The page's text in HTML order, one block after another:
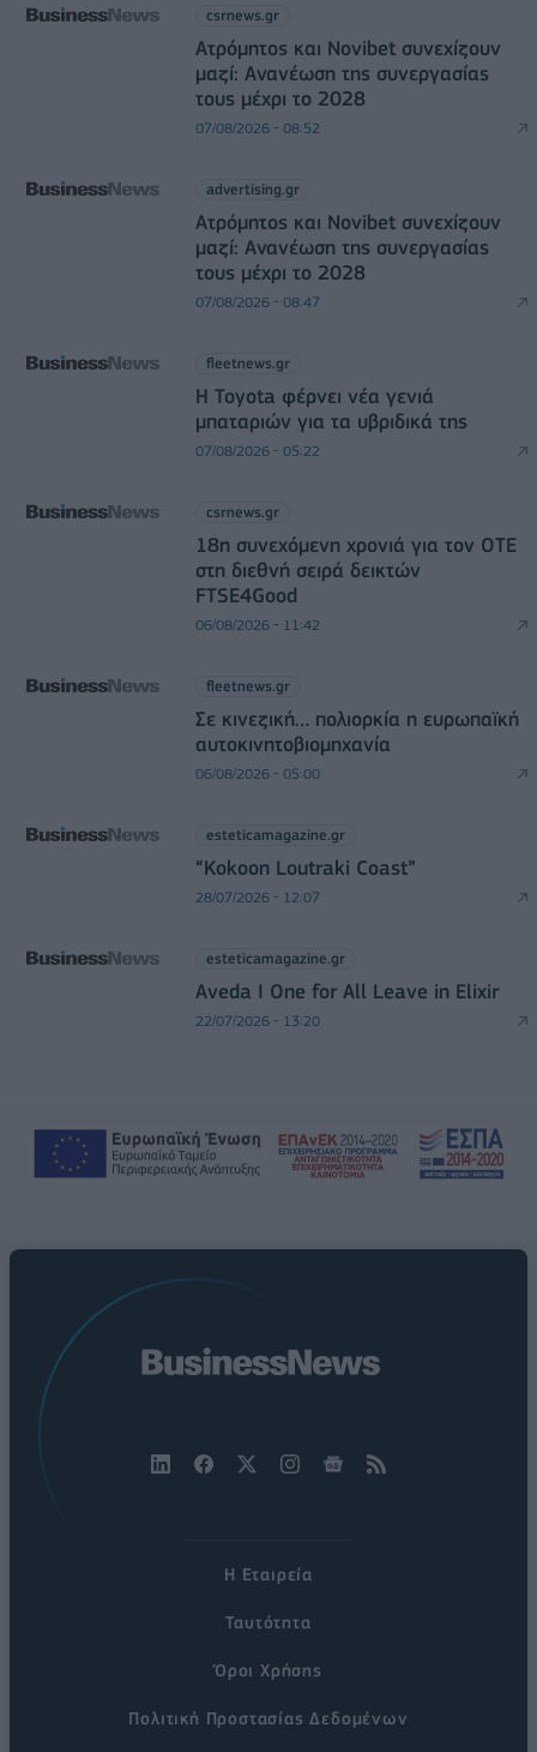
csrnews.gr
Ατρόμητος και Novibet συνεχίζουν
μαζί: Ανανέωση της συνεργασίας
τους μέχρι το 2028
07/08/2026 - 08:52
advertising.gr
Ατρόμητος και Novibet συνεχίζουν
μαζί: Ανανέωση της συνεργασίας
τους μέχρι το 2028
07/08/2026 - 08:47
fleetnews.gr
Η Toyota φέρνει νέα γενιά
μπαταριών για τα υβριδικά της
07/08/2026 - 05:22
csrnews.gr
18η συνεχόμενη χρονιά για τον ΟΤΕ
στη διεθνή σειρά δεικτών
FTSE4Good
06/08/2026 - 11:42
fleetnews.gr
Σε κινεζική… πολιορκία η ευρωπαϊκή
αυτοκινητοβιομηχανία
06/08/2026 - 05:00
esteticamagazine.gr
“Kokoon Loutraki Coast”
28/07/2026 - 12:07
esteticamagazine.gr
Aveda I One for All Leave in Elixir
22/07/2026 - 13:20
Η Εταιρεία
Ταυτότητα
Όροι Χρήσης
Πολιτική Προστασίας Δεδομένων